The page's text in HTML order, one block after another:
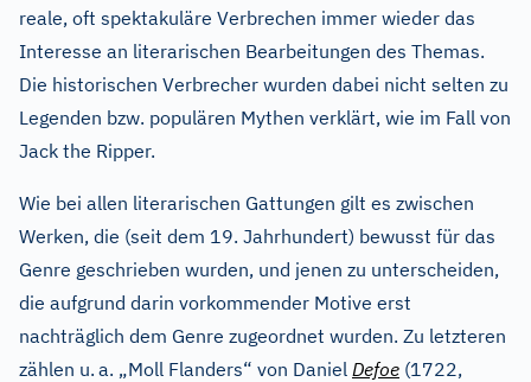
reale, oft spektakuläre Verbrechen immer wieder das
Interesse an literarischen Bearbeitungen des Themas.
Die historischen Verbrecher wurden dabei nicht selten zu
Legenden bzw. populären Mythen verklärt, wie im Fall von
Jack the Ripper.
Wie bei allen literarischen Gattungen gilt es zwischen
Werken, die (seit dem 19. Jahrhundert) bewusst für das
Genre geschrieben wurden, und jenen zu unterscheiden,
die aufgrund darin vorkommender Motive erst
nachträglich dem Genre zugeordnet wurden. Zu letzteren
zählen u. a. „Moll Flanders“ von Daniel Defoe (1722,